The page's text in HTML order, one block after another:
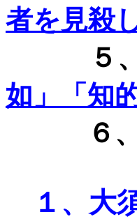
者を見殺
５、
如」「知
６、
１、 大